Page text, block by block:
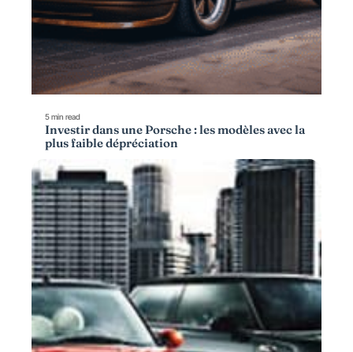
5 min read
Investir dans une Porsche : les modèles avec la
plus faible dépréciation